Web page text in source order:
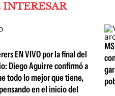
INTERESAR
EN VIVO por la final del
Diego Aguirre confirmó a
todo lo mejor que tiene,
en el inicio del